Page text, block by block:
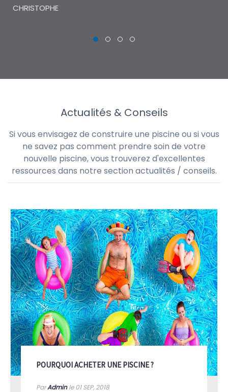
CHRISTOPHE
Actualités & Conseils
Si vous envisagez de construire une piscine ou si vous
ne savez pas comment prendre soin de votre
nouvelle piscine, vous trouverez d'excellentes
ressources dans notre section actualités / conseils.
POURQUOI ACHETER UNE PISCINE ?
ParAdminle 01SEP, 2018